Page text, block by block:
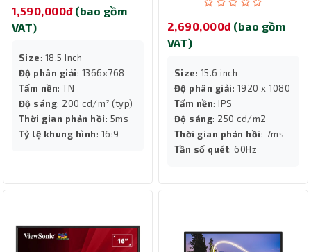
1,590,000đ (bao gồm
VAT)
Size: 18.5 Inch
Độ phân giải: 1366x768
Tấm nền: TN
Độ sáng: 200 cd/m² (typ)
Thời gian phản hồi: 5ms
Tỷ lệ khung hình: 16:9
2,690,000đ (bao gồm
VAT)
Size: 15.6 inch
Độ phân giải: 1920 x 1080
Tấm nền: IPS
Độ sáng: 250 cd/m2
Thời gian phản hồi: 7ms
Tần số quét: 60Hz